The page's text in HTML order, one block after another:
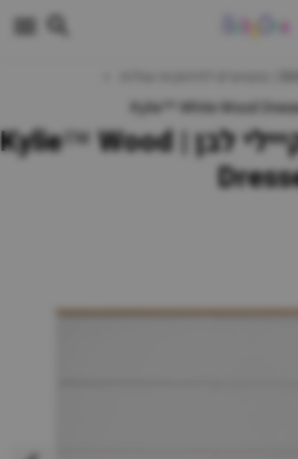
שידת החתלה דגם קיילי לבן | Kylie™ Wood